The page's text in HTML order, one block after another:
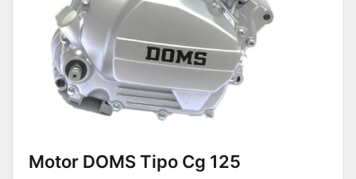
Motor DOMS Tipo Cg 125